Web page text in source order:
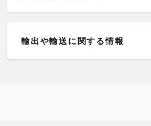
輸出や輸送に関する情報